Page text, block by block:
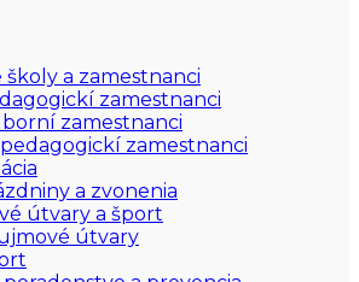
školy a zamestnanci
zamestnanci
zamestnanci
zamestnanci
a zvonenia
útvary a šport
útvary